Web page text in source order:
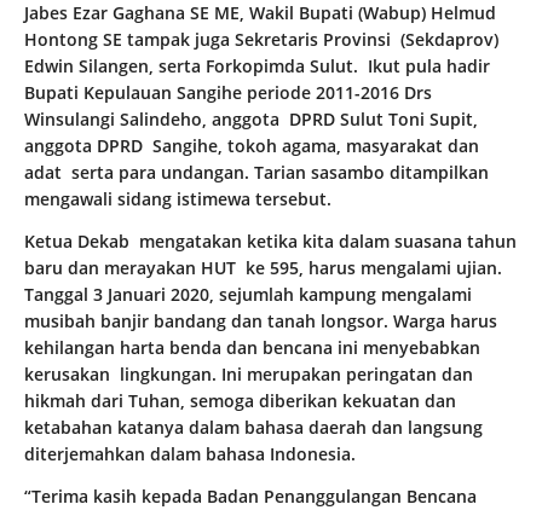
Jabes Ezar Gaghana SE ME, Wakil Bupati (Wabup) Helmud
Hontong SE tampak juga Sekretaris Provinsi (Sekdaprov)
Edwin Silangen, serta Forkopimda Sulut. Ikut pula hadir
Bupati Kepulauan Sangihe periode 2011-2016 Drs
Winsulangi Salindeho, anggota DPRD Sulut Toni Supit,
anggota DPRD Sangihe, tokoh agama, masyarakat dan
adat serta para undangan. Tarian sasambo ditampilkan
mengawali sidang istimewa tersebut.
Ketua Dekab mengatakan ketika kita dalam suasana tahun
baru dan merayakan HUT ke 595, harus mengalami ujian.
Tanggal 3 Januari 2020, sejumlah kampung mengalami
musibah banjir bandang dan tanah longsor. Warga harus
kehilangan harta benda dan bencana ini menyebabkan
kerusakan lingkungan. Ini merupakan peringatan dan
hikmah dari Tuhan, semoga diberikan kekuatan dan
ketabahan katanya dalam bahasa daerah dan langsung
diterjemahkan dalam bahasa Indonesia.
“Terima kasih kepada Badan Penanggulangan Bencana